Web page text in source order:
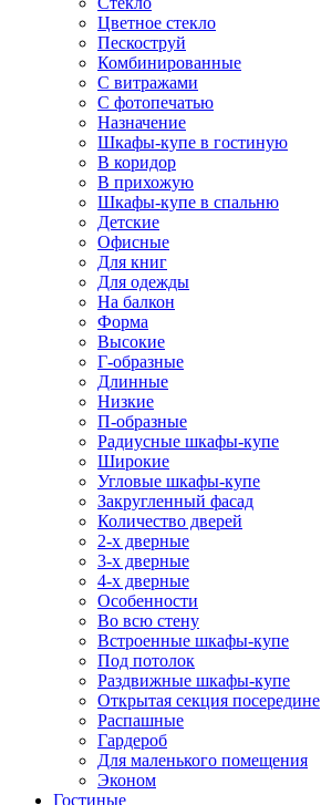
Цветное стекло
Пескоструй
Комбинированные
С витражами
С фотопечатью
Назначение
Шкафы-купе в гостиную
В коридор
В прихожую
Шкафы-купе в спальню
Детские
Офисные
Для книг
Для одежды
На балкон
Форма
Высокие
Г-образные
Длинные
Низкие
П-образные
Радиусные шкафы-купе
Широкие
Угловые шкафы-купе
Закругленный фасад
Количество дверей
2-х дверные
3-х дверные
4-х дверные
Особенности
Во всю стену
Встроенные шкафы-купе
Под потолок
Раздвижные шкафы-купе
Открытая секция посередине
Распашные
Гардероб
Для маленького помещения
Эконом
Гостиные